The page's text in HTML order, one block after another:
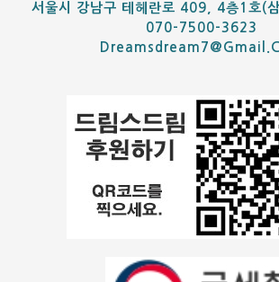
서울시 강남구 테헤란로 409, 4층1호(
070-7500-3623